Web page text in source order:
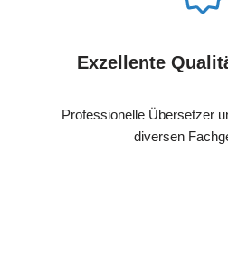
Exzellente
Professionelle Übersetzer
diversen